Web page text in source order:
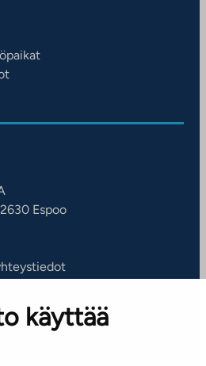
käyttää
Espoo